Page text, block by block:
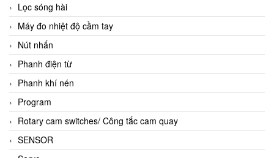
Lọc sóng hài
Máy đo nhiệt độ cầm tay
Nút nhấn
Phanh điện từ
Phanh khí nén
Program
Rotary cam switches/ Công tắc cam quay
SENSOR